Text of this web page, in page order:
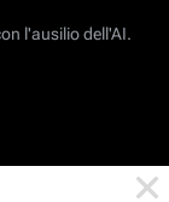
l'ausilio dell'AI.